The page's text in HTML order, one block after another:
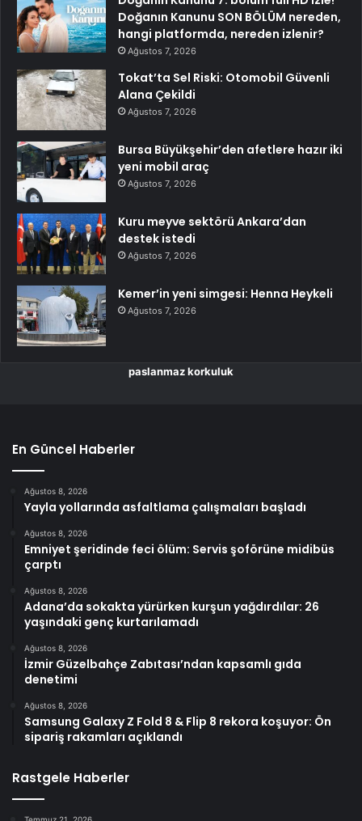
Doğanın Kanunu SON BÖLÜM nereden,
hangi platformda, nereden izlenir?
Ağustos 7, 2026
Tokat’ta Sel Riski: Otomobil Güvenli
Alana Çekildi
Ağustos 7, 2026
Bursa Büyükşehir’den afetlere hazır iki
yeni mobil araç
Ağustos 7, 2026
Kuru meyve sektörü Ankara’dan
destek istedi
Ağustos 7, 2026
Kemer’in yeni simgesi: Henna Heykeli
Ağustos 7, 2026
paslanmaz korkuluk
En Güncel Haberler
Ağustos 8, 2026
Yayla yollarında asfaltlama çalışmaları başladı
Ağustos 8, 2026
Emniyet şeridinde feci ölüm: Servis şoförüne midibüs
çarptı
Ağustos 8, 2026
Adana’da sokakta yürürken kurşun yağdırdılar: 26
yaşındaki genç kurtarılamadı
Ağustos 8, 2026
İzmir Güzelbahçe Zabıtası’ndan kapsamlı gıda
denetimi
Ağustos 8, 2026
Samsung Galaxy Z Fold 8 & Flip 8 rekora koşuyor: Ön
sipariş rakamları açıklandı
Rastgele Haberler